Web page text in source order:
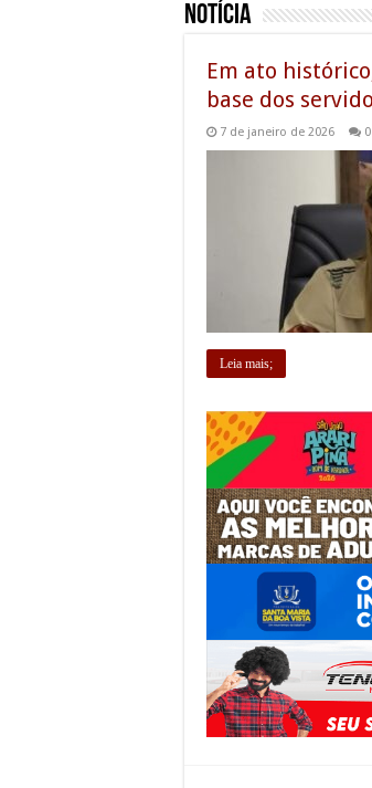
Notícia
Em ato
base dos
7 de janeiro de 2026 0
Leia mais;